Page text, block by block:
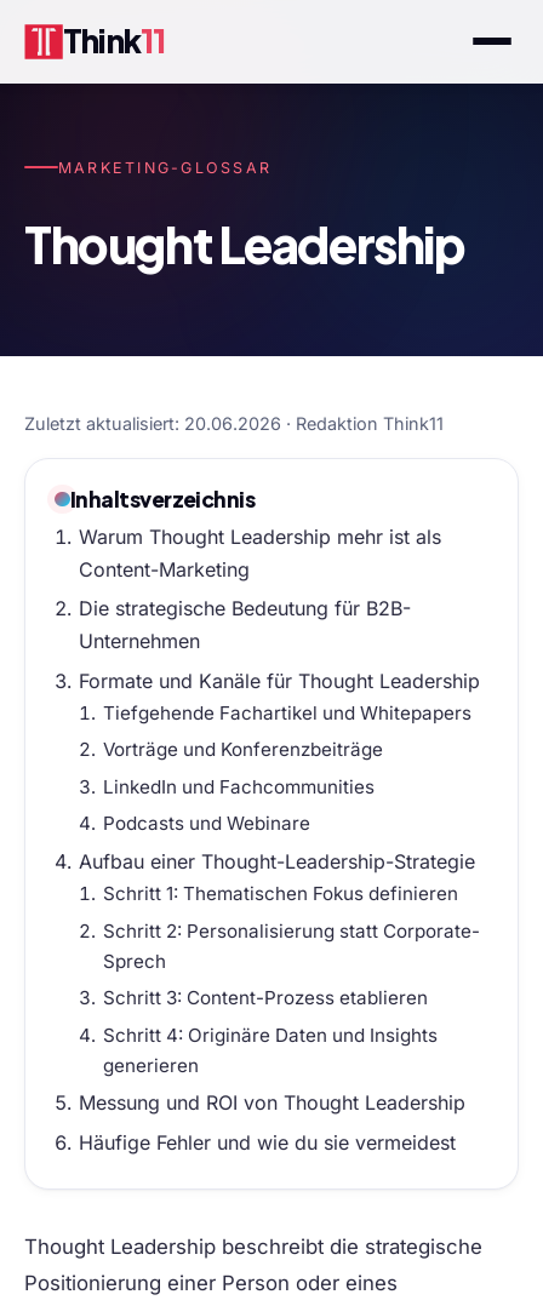
Think11
MARKETING-GLOSSAR
Thought Leadership
Zuletzt aktualisiert: 20.06.2026 · Redaktion Think11
Inhaltsverzeichnis
Warum Thought Leadership mehr ist als
Content-Marketing
Die strategische Bedeutung für B2B-
Unternehmen
Formate und Kanäle für Thought Leadership
Tiefgehende Fachartikel und Whitepapers
Vorträge und Konferenzbeiträge
LinkedIn und Fachcommunities
Podcasts und Webinare
Aufbau einer Thought-Leadership-Strategie
Schritt 1: Thematischen Fokus definieren
Schritt 2: Personalisierung statt Corporate-
Sprech
Schritt 3: Content-Prozess etablieren
Schritt 4: Originäre Daten und Insights
generieren
Messung und ROI von Thought Leadership
Häufige Fehler und wie du sie vermeidest
Thought Leadership beschreibt die strategische
Positionierung einer Person oder eines